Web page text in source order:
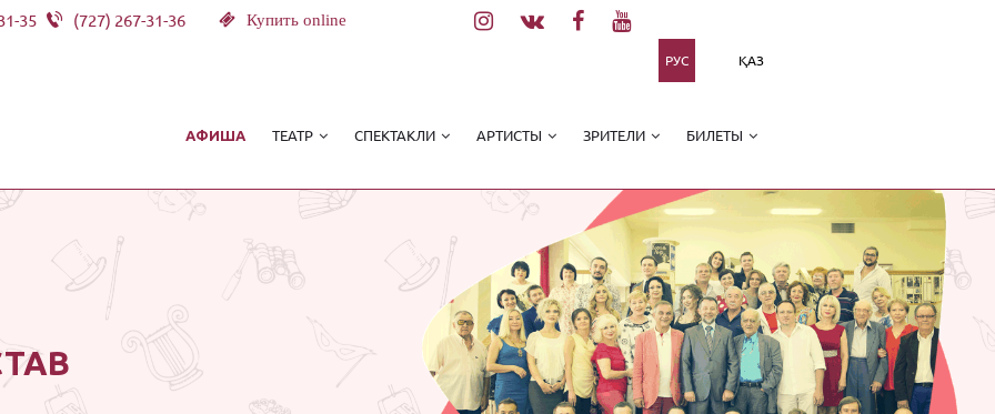
35 (727) 267-31-36 Купить online
РУС ҚАЗ
АФИША ТЕАТР СПЕКТАКЛИ АРТИСТЫ ЗРИТЕЛИ БИЛЕТЫ